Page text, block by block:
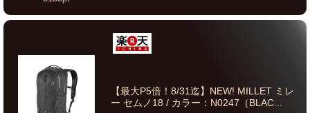
【最大P5倍！8/31迄】NEW! MILLET ミレ
ー セムノ18 / カラー：N0247（BLAC...